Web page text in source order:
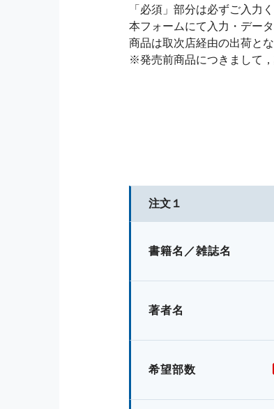
「必須」部分は必ずご入力
本フォームにて入力・デー
商品は取次店経由の出荷とな
※発売前商品につきまして
注文１
書籍名／雑誌名
著者名
希望部数